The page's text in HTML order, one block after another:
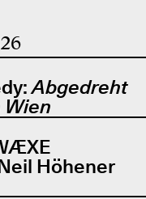
Abgedreht
Wien
Höhener